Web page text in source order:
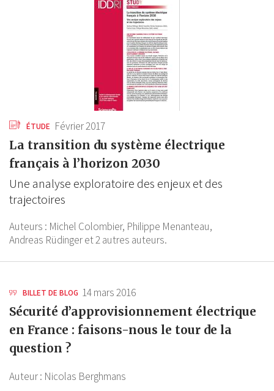
ÉTUDE Février 2017
La transition du système électrique
français à l’horizon 2030
Une analyse exploratoire des enjeux et des
trajectoires
Auteurs : Michel Colombier, Philippe Menanteau,
Andreas Rüdingeret 2 autres auteurs.
BILLET DE BLOG 14 mars 2016
Sécurité d’approvisionnement électrique
en France : faisons-nous le tour de la
question ?
Auteur : Nicolas Berghmans